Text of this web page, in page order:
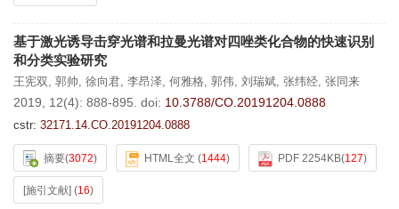
基于激光诱导击穿光谱和拉曼光谱对四唑类化合物的快速识别
和分类实验研究
王宪双, 郭帅, 徐向君, 李昂泽, 何雅格, 郭伟, 刘瑞斌, 张纬经, 张同来
2019, 12(4): 888-895. doi: 10.3788/CO.20191204.0888
cstr: 32171.14.CO.20191204.0888
摘要(3072) HTML全文 (1444) PDF 2254KB(127)
[施引文献] (16)